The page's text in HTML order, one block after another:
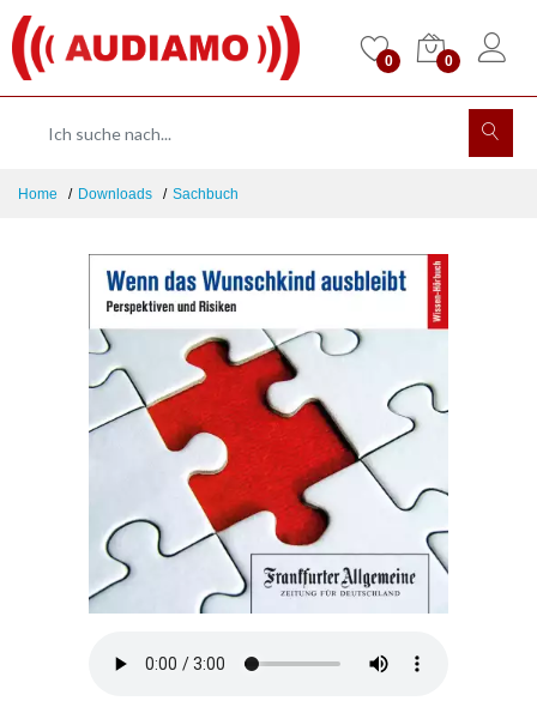
0 0
Home Downloads Sachbuch